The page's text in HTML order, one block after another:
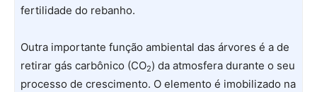
fertilidade do rebanho.
Outra importante função ambiental das árvores é a de
retirar gás carbônico (CO2) da atmosfera durante o seu
processo de crescimento. O elemento é imobilizado na